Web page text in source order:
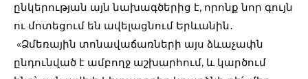
ընկերության այն նախագծերից է, որոնք նոր գույն
ու մոտեցում են ավելացնում Երևանին․
«Ձմեռային տոնավաճառների այս ձևաչափն
ընդունված է ամբողջ աշխարհում, և կարծում